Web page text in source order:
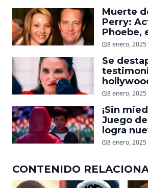
Muerte
Perry:
Phoebe,
dejó
8 enero, 2025
Se
Moore,
daño
industria
8 enero, 2025
¡Sin
Juego
logra
mundial
8 enero, 2025
CONTENIDO